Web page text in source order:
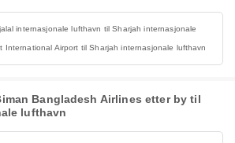
internasjonale lufthavn til Sharjah internasjonale
International Airport til Sharjah internasjonale lufthavn
Bangladesh Airlines etter by til
lufthavn